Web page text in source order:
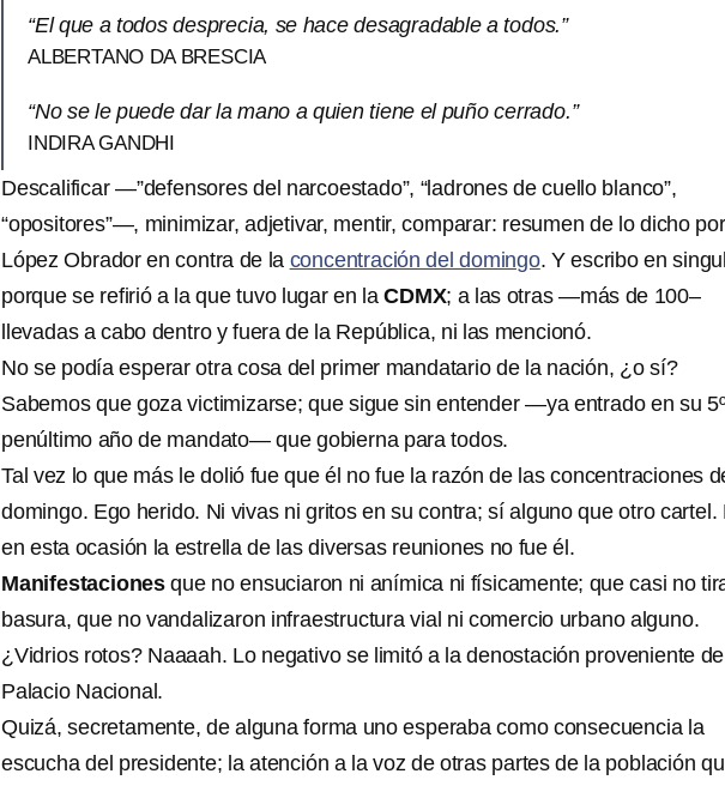
“El que a todos desprecia, se hace desagradable a todos.”
ALBERTANO DA BRESCIA
“No se le puede dar la mano a quien tiene el puño cerrado.”
INDIRA GANDHI
Descalificar —”defensores del narcoestado”, “ladrones de cuello blanco”,
“opositores”—, minimizar, adjetivar, mentir, comparar: resumen de lo dicho por
López Obrador en contra de la concentración del domingo. Y escribo en
porque se refirió a la que tuvo lugar en laCDMX; a las otras —más de 100–
llevadas a cabo dentro y fuera de la República, ni las mencionó.
No se podía esperar otra cosa del primer mandatario de la nación, ¿o sí?
Sabemos que goza victimizarse; que sigue sin entender —ya entrado en su
penúltimo año de mandato— que gobierna para todos.
Tal vez lo que más le dolió fue que él no fue la razón de las concentraciones
domingo. Ego herido. Ni vivas ni gritos en su contra; sí alguno que otro cartel.
en esta ocasión la estrella de las diversas reuniones no fue él.
Manifestaciones que no ensuciaron ni anímica ni físicamente; que casi no
basura, que no vandalizaron infraestructura vial ni comercio urbano alguno.
¿Vidrios rotos? Naaaah. Lo negativo se limitó a la denostación proveniente de
Palacio Nacional.
Quizá, secretamente, de alguna forma uno esperaba como consecuencia la
escucha del presidente; la atención a la voz de otras partes de la población